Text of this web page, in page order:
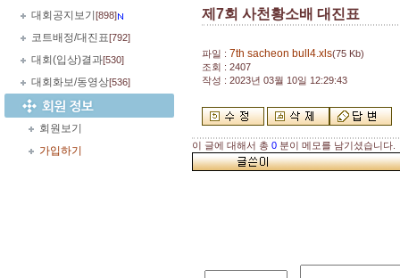
대회공지보기 [898]
코트배정/대진표[792]
대회(입상)결과[530]
대회화보/동영상[536]
회원보기
가입하기
제7회 사천황소배 대진표
파일 : 7th sacheon bull4.xls(75 Kb)
조회 : 2407
작성 : 2023년 03월 10일 12:29:43
이 글에 대해서 총 0 분이 메모를 남기셨습니다.